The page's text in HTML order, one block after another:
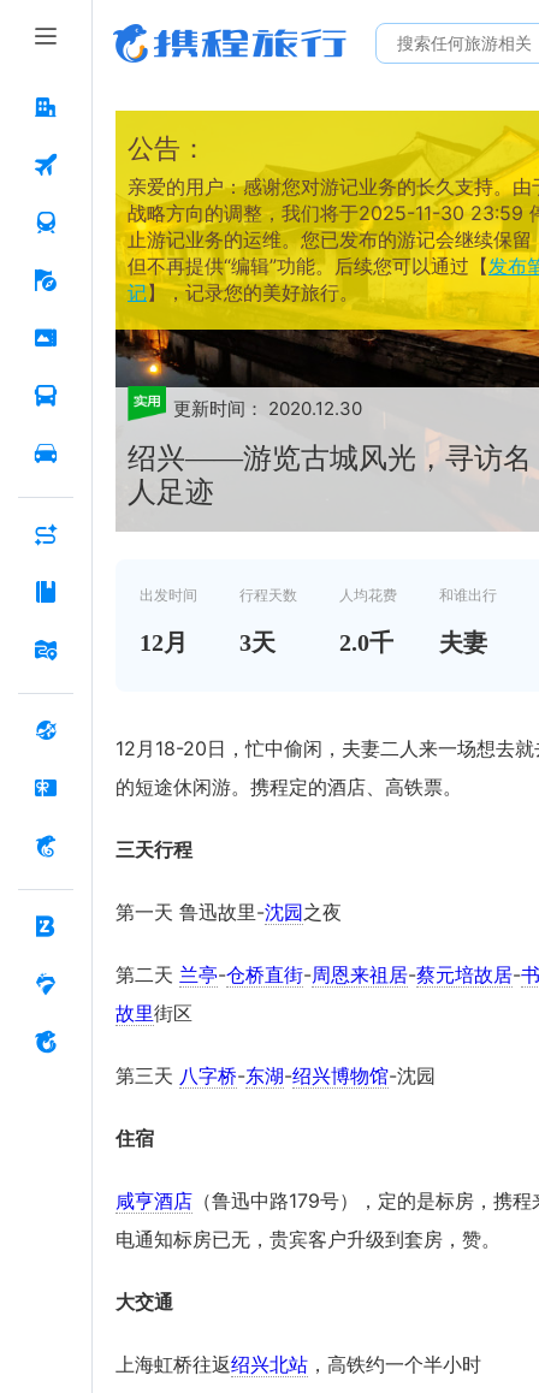
公告：
亲爱的用户：感谢您对游记业务的长久支持。由
战略方向的调整，我们将于2025-11-30 23:59
止游记业务的运维。您已发布的游记会继续保留
但不再提供“编辑”功能。后续您可以通过【发布
记】，记录您的美好旅行。
更新时间： 2020.12.30
绍兴——游览古城风光，寻访名
人足迹
出发时间
12月
行程天数
3天
人均花费
2.0千
和谁出行
夫妻
12月18-20日，忙中偷闲，夫妻二人来一场想去就
的短途休闲游。携程定的酒店、高铁票。
三天行程
第一天 鲁迅故里-沈园之夜
第二天 兰亭-仓桥直街-周恩来祖居-蔡元培故居-
故里街区
第三天 八字桥-东湖-绍兴博物馆-沈园
住宿
咸亨酒店 （鲁迅中路179号），定的是标房，携程
电通知标房已无，贵宾客户升级到套房，赞。
大交通
上海虹桥往返绍兴北站 ，高铁约一个半小时